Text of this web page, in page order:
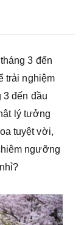
3 đến
trải nghiệm
3 đến đầu
lý tưởng
tuyệt vời,
ngưỡng